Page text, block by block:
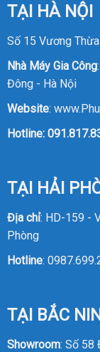
TẠI HÀ NỘI
Số 15 Vương
Nhà Máy Gia Công
Đông - Hà Nội
Website:
Hotline:
TẠI HẢI
Địa chỉ: HD-159 -
Phòng
Hotline:
TẠI BẮC
Showroom: Số 58